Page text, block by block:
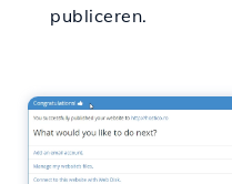
publiceren.